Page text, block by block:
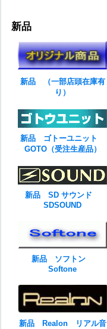
新品
新品 （一部店頭在庫有
り）
新品 ゴトーユニット
GOTO（受注生産品）
新品 SD サウンド
SDSOUND
新品 ソフトン
Softone
新品 Realon リアル音